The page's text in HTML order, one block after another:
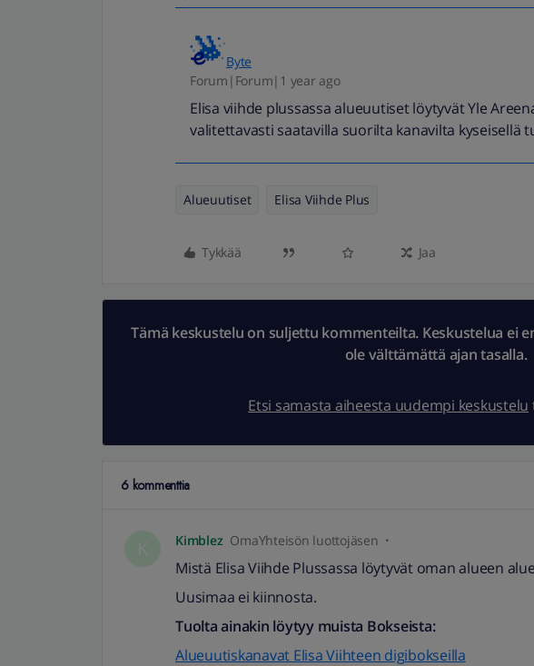
Byte
Forum|Forum|1 year ago
Elisa viihde plussassa alueuutiset löytyvät Yle
valitettavasti saatavilla suorilta kanavilta kyseisellä
Alueuutiset Elisa Viihde Plus
Tykkää Jaa
Tämä keskustelu on suljettu kommenteilta. Keskustelua ei
ole välttämättä ajan tasalla.
Etsi samasta aiheesta uudempi keskustelu
6 kommenttia
Kimblez OmaYhteisön luottojäsen
Mistä Elisa Viihde Plussassa löytyvät oman alueen
Uusimaa ei kiinnosta.
Tuolta ainakin löytyy muista Bokseista:
Alueuutiskanavat Elisa Viihteen digibokseilla